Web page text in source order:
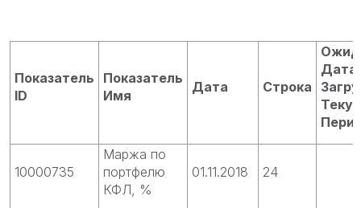
Показатель
ID
Показатель
Имя
Дата Строка
Дата
10000735
Маржа по
портфелю
КФЛ, %
01.11.2018 24